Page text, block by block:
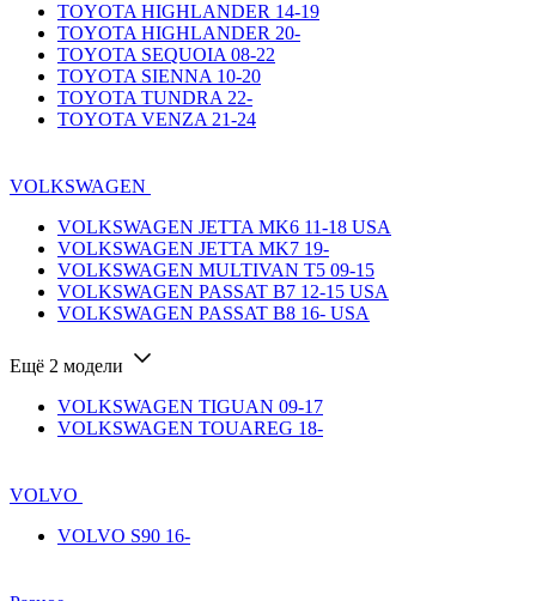
TOYOTA HIGHLANDER 14-19
TOYOTA HIGHLANDER 20-
TOYOTA SEQUOIA 08-22
TOYOTA SIENNA 10-20
TOYOTA TUNDRA 22-
TOYOTA VENZA 21-24
VOLKSWAGEN
VOLKSWAGEN JETTA MK6 11-18 USA
VOLKSWAGEN JETTA MK7 19-
VOLKSWAGEN MULTIVAN T5 09-15
VOLKSWAGEN PASSAT B7 12-15 USA
VOLKSWAGEN PASSAT B8 16- USA
Ещё 2 модели
VOLKSWAGEN TIGUAN 09-17
VOLKSWAGEN TOUAREG 18-
VOLVO
VOLVO S90 16-